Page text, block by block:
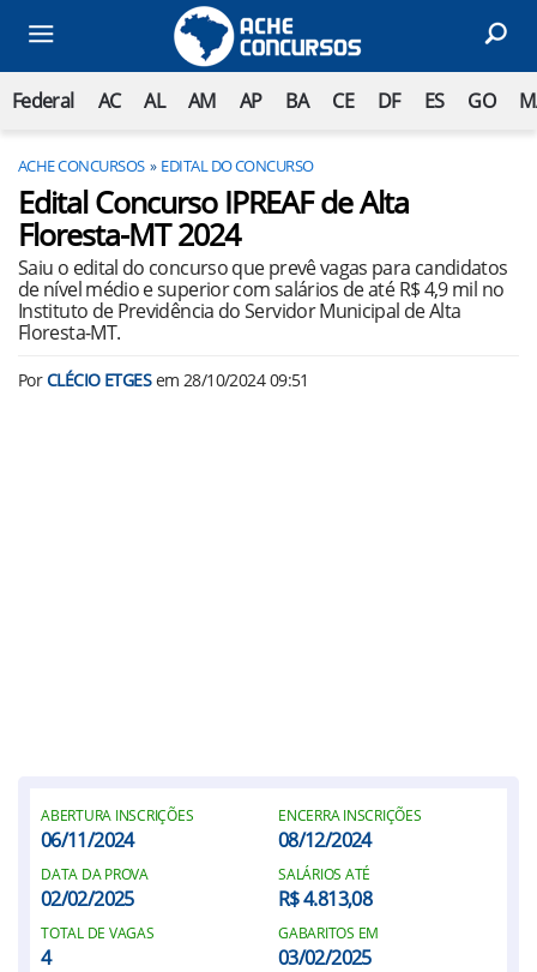
Federal AC AL AM AP BA CE DF ES GO
ACHE CONCURSOS EDITAL DO CONCURSO
Edital Concurso IPREAF de Alta
Floresta-MT 2024
Saiu o edital do concurso que prevê vagas para candidatos
de nível médio e superior com salários de até R$ 4,9 mil no
Instituto de Previdência do Servidor Municipal de Alta
Floresta-MT.
PorCLÉCIO ETGESem 28/10/2024 09:51
ABERTURA INSCRIÇÕES
06/11/2024
ENCERRA INSCRIÇÕES
08/12/2024
DATA DA PROVA
02/02/2025
SALÁRIOS ATÉ
R$ 4.813,08
TOTAL DE VAGAS
4
GABARITOS EM
03/02/2025